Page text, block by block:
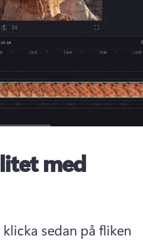
med
sedan på fliken